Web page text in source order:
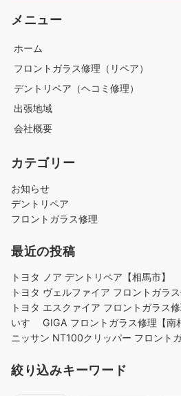
メニュー
ホーム
フロントガラス修理（リペア）
デントリペア（ヘコミ修理）
出張地域
会社概要
カテゴリー
お知らせ
デントリペア
フロントガラス修理
最近の投稿
トヨタ ノア デントリペア【相馬市】
トヨタ ヴェルファイア フロントガラス
トヨタ エスクァイア フロントガラス修
いすゞ GIGA フロントガラス修理【南
ニッサン NT100クリッパー フロント
絞り込みキーワード